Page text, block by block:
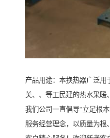
产品用途：本换热器广泛用
关、、等工民建的热水采暖
我们公司一直倡导“立足根
服务经营理念，以质量为根